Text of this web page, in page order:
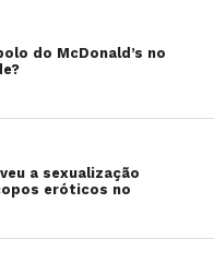
do McDonald’s no
a sexualização
eróticos no